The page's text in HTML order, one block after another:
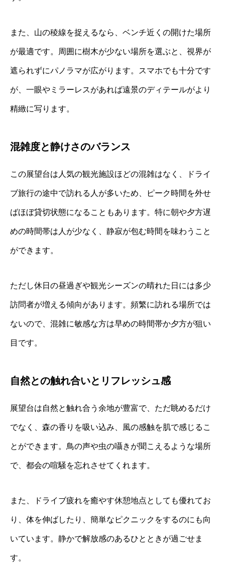
また、山の稜線を捉えるなら、ベンチ近くの開けた場所
が最適です。周囲に樹木が少ない場所を選ぶと、視界が
遮られずにパノラマが広がります。スマホでも十分です
が、一眼やミラーレスがあれば遠景のディテールがより
精緻に写ります。
混雑度と静けさのバランス
この展望台は人気の観光施設ほどの混雑はなく、ドライ
ブ旅行の途中で訪れる人が多いため、ピーク時間を外せ
ばほぼ貸切状態になることもあります。特に朝や夕方遅
めの時間帯は人が少なく、静寂が包む時間を味わうこと
ができます。
ただし休日の昼過ぎや観光シーズンの晴れた日には多少
訪問者が増える傾向があります。頻繁に訪れる場所では
ないので、混雑に敏感な方は早めの時間帯か夕方が狙い
目です。
自然との触れ合いとリフレッシュ感
展望台は自然と触れ合う余地が豊富で、ただ眺めるだけ
でなく、森の香りを吸い込み、風の感触を肌で感じるこ
とができます。鳥の声や虫の囁きが聞こえるような場所
で、都会の喧騒を忘れさせてくれます。
また、ドライブ疲れを癒やす休憩地点としても優れてお
り、体を伸ばしたり、簡単なピクニックをするのにも向
いています。静かで解放感のあるひとときが過ごせま
す。